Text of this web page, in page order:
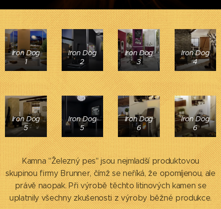
Iron Dog
1
Iron Dog
2
Iron Dog
3
Iron Dog
4
Iron Dog
5
Iron Dog
5
Iron Dog
6
Iron Dog
6
Kamna "Železný pes" jsou nejmladší produktovou
skupinou firmy Brunner, čímž se neříká, že opomíjenou, ale
právě naopak. Při výrobě těchto litinových kamen se
uplatnily všechny zkušenosti z výroby běžné produkce.